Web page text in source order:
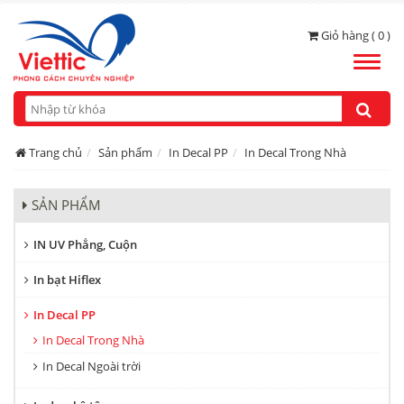
Giỏ hàng ( 0 )
Toggle
Trang chủ Sản phẩm In Decal PP In Decal Trong Nhà
SẢN PHẨM
IN UV Phẳng, Cuộn
In bạt Hiflex
In Decal PP
In Decal Trong Nhà
In Decal Ngoài trời